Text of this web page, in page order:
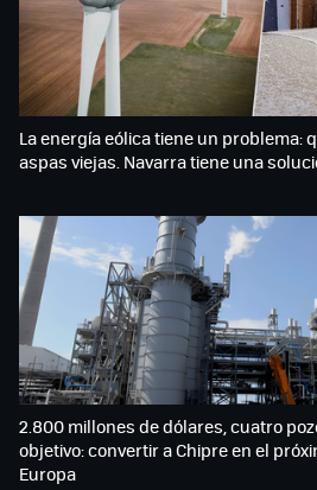
La energía eólica tiene un problema:
aspas viejas. Navarra tiene una
2.800 millones de dólares, cuatro
objetivo: convertir a Chipre en el
Europa